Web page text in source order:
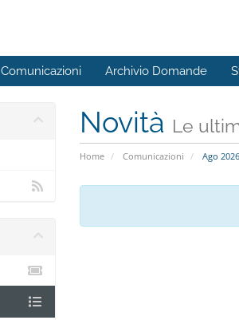
Comunicazioni Archivio Domande
Novità Le
Home Comunicazioni Ago 2026